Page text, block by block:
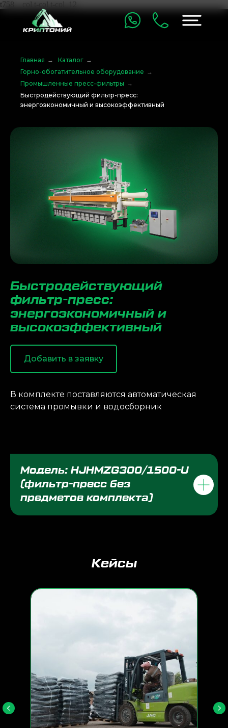
t758__col t-col t-col_12
Главная → Каталог →
Горно-обогатительное оборудование →
Промышленные пресс-фильтры →
Быстродействующий фильтр-пресс:
энергоэкономичный и высокоэффективный
Быстродействующий
фильтр-пресс:
энергоэкономичный и
высокоэффективный
Добавить в заявку
В комплекте поставляются автоматическая
система промывки и водосборник
Модель: HJHMZG300/1500-U
(фильтр-пресс без
предметов комплекта)
Кейсы